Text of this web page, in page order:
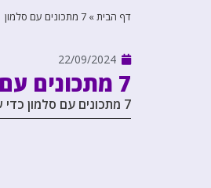
דף הבית» 7 מתכונים עם סלמון
22/09/2024
7 מתכונים עם סלמון
7 מתכונים עם סלמון כדי שתוכלו לבחור איזה דג להכין לחג